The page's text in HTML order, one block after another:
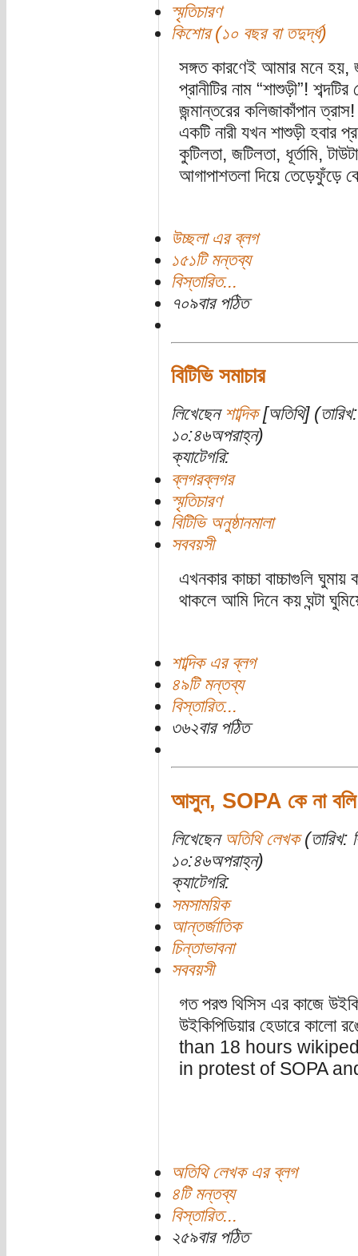
স্মৃতিচারণ
কিশোর (১০ বছর বা তদুর্দ্ধ)
সঙ্গত কারণেই আমার মনে হয়,
প্রানীটির নাম “শাশুড়ী”!
জন্মান্তরের কলিজাকাঁপান
একটি নারী যখন শাশুড়ী হবার
কুটিলতা, জটিলতা, ধূর্তামি,
আগাপাশতলা দিয়ে তেড়েফুঁড়ে
উচ্ছলা এর ব্লগ
১৫১টি মন্তব্য
বিস্তারিত...
৭০৯বার পঠিত
বিটিভি সমাচার
লিখেছেন শাব্দিক[অতিথি]
১০:৪৬অপরাহ্ন)
ক্যাটেগরি:
ব্লগরব্লগর
স্মৃতিচারণ
বিটিভি অনুষ্ঠানমালা
সববয়সী
এখনকার কাচ্চা বাচ্চাগুলি
থাকলে আমি দিনে কয় ঘন্টা
শাব্দিক এর ব্লগ
৪৯টি মন্তব্য
বিস্তারিত...
৩৬২বার পঠিত
আসুন, SOPA কে না
লিখেছেন অতিথি লেখক(তারিখ:
১০:৪৬অপরাহ্ন)
ক্যাটেগরি:
সমসাময়িক
আন্তর্জাতিক
চিন্তাভাবনা
সববয়সী
গত পরশু থিসিস এর কাজে
উইকিপিডিয়ার হেডারে কালো
than 18 hours
in protest of SOPA
অতিথি লেখক এর ব্লগ
৪টি মন্তব্য
বিস্তারিত...
২৫৯বার পঠিত